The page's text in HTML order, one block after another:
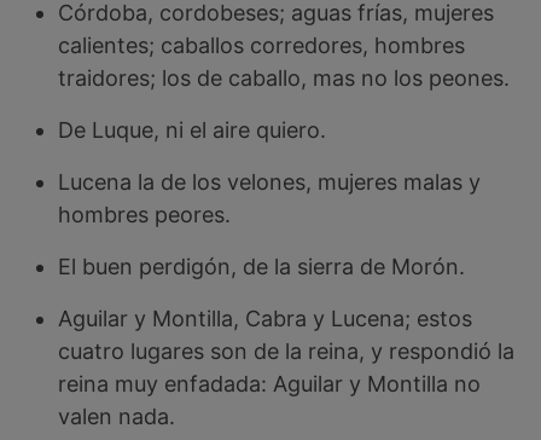
Córdoba, cordobeses; aguas frías, mujeres
calientes; caballos corredores, hombres
traidores; los de caballo, mas no los peones.
De Luque, ni el aire quiero.
Lucena la de los velones, mujeres malas y
hombres peores.
El buen perdigón, de la sierra de Morón.
Aguilar y Montilla, Cabra y Lucena; estos
cuatro lugares son de la reina, y respondió la
reina muy enfadada: Aguilar y Montilla no
valen nada.